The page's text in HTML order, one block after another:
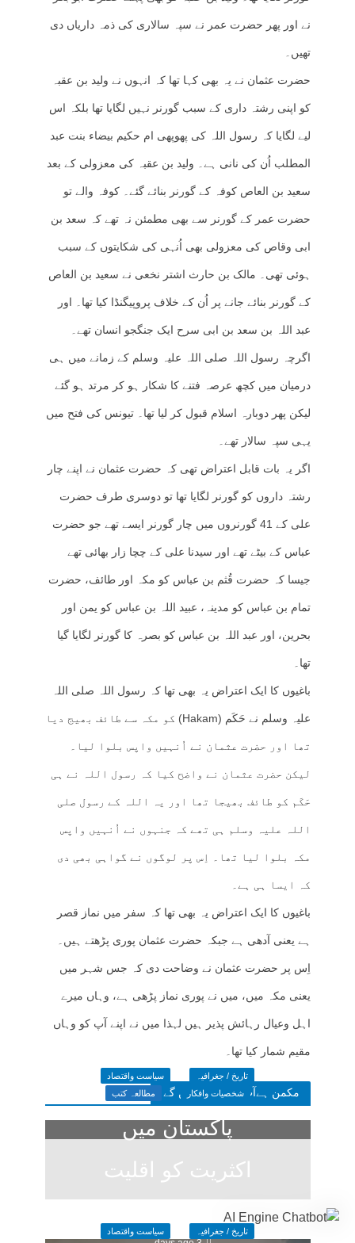
نے اور پھر حضرت عمر نے سپہ سالاری کی ذمہ داریاں دی
تھیں۔
حضرت عثمان نے یہ بھی کہا تھا کہ انہوں نے ولید بن عقبہ
کو اپنی رشتہ داری کے سبب گورنر نہیں لگایا تھا بلکہ اس
لیے لگایا کہ رسول اللہ کی پھوپھی ام حکیم بیضاء بنت عبد
المطلب اُن کی نانی ہے۔ ولید بن عقبہ کی معزولی کے بعد
سعید بن العاص کوفہ کے گورنر بنائے گئے۔ کوفہ والے تو
حضرت عمر کے گورنر سے بھی مطمئن نہ تھے کہ سعد بن
ابی وقاص کی معزولی بھی اُنہی کی شکایتوں کے سبب
ہوئی تھی۔ مالک بن حارث اشتر نخعی نے سعید بن العاص
کے گورنر بنائے جانے پر اُن کے خلاف پروپیگنڈا کیا تھا۔ اور
عبد اللہ بن سعد بن ابی سرح ایک جنگجو انسان تھے۔
اگرچہ رسول اللہ صلی اللہ علیہ وسلم کے زمانے میں ہی
درمیان میں کچھ عرصہ فتنے کا شکار ہو کر مرتد ہو گئے
لیکن پھر دوبارہ اسلام قبول کر لیا تھا۔ تیونس کی فتح میں
یہی سپہ سالار تھے۔
اگر یہ بات قابل اعتراض تھی کہ حضرت عثمان نے اپنے چار
رشتہ داروں کو گورنر لگایا تھا تو دوسری طرف حضرت
علی کے 41 گورنروں میں چار گورنر ایسے تھے جو حضرت
عباس کے بیٹے تھے اور سیدنا علی کے چچا زار بھائی تھے
جیسا کہ حضرت قُثم بن عباس کو مکہ اور طائف، حضرت
تمام بن عباس کو مدینہ، عبید اللہ بن عباس کو یمن اور
بحرین، اور عبد اللہ بن عباس کو بصرہ کا گورنر لگایا گیا
تھا۔
باغیوں کا ایک اعتراض یہ بھی تھا کہ رسول اللہ صلی اللہ
علیہ وسلم نے حَکَم (Hakam) کو مکہ سے طائف بھیج دیا
تھا اور حضرت عثمان نے اُنہیں واپس بلوا لیا۔
لیکن حضرت عثمان نے واضح کیا کہ رسول اللہ نے ہی
حَکَم کو طائف بھیجا تھا اور یہ اللہ کے رسول صلی
اللہ علیہ وسلم ہی تھے کہ جنہوں نے اُنہیں واپس
مکہ بلوا لیا تھا۔ اِس پر لوگوں نے گواہی بھی دی
کہ ایسا ہی ہے۔
باغیوں کا ایک اعتراض یہ بھی تھا کہ سفر میں نماز قصر
ہے یعنی آدھی ہے جبکہ حضرت عثمان پوری پڑھتے ہیں۔
اِس پر حضرت عثمان نے وضاحت دی کہ جس شہر میں
یعنی مکہ میں، میں نے پوری نماز پڑھی ہے، وہاں میرے
اہل وعیال رہائش پذیر ہیں لہذا میں نے اپنے آپ کو وہاں
مقیم شمار کیا تھا۔
مکمن ہےآپ پسند فرمائیں گے
تاریخ / جغرافیہ
سیاست واقتصاد
شخصیات وافکار
مطالعہ کتب
پاکستان میں
اکثریت کو اقلیت
تاریخ / جغرافیہ سیاست واقتصاد